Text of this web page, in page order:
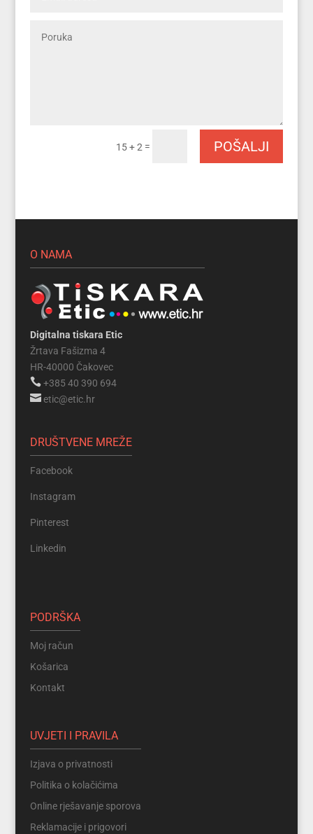
15 + 2 = POŠALJI
O NAMA
Digitalna tiskara Etic
Žrtava Fašizma 4
HR-40000 Čakovec
+385 40 390 694
etic@etic.hr
DRUŠTVENE MREŽE
Facebook
Instagram
Pinterest
Linkedin
PODRŠKA
Moj račun
Košarica
Kontakt
UVJETI I PRAVILA
Izjava o privatnosti
Politika o kolačićima
Online rješavanje sporova
Reklamacije i prigovori